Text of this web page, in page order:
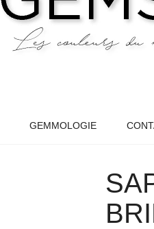
GEMMOLOGIE